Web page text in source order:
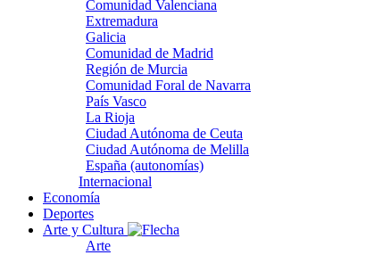
Comunidad Valenciana
Extremadura
Galicia
Comunidad de Madrid
Región de Murcia
Comunidad Foral de Navarra
País Vasco
La Rioja
Ciudad Autónoma de Ceuta
Ciudad Autónoma de Melilla
España (autonomías)
Internacional
Economía
Deportes
Arte y Cultura
Arte